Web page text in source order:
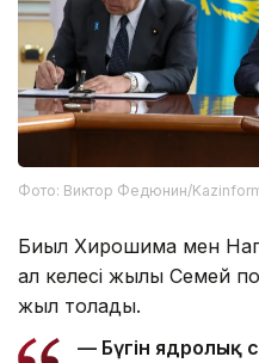
Фото: Виктор Федюнин/
Биыл Хирошима мен
ал келесі жылы Семей
жыл толады.
— Бүгін ядролық